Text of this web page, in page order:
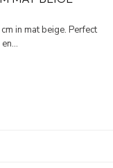
in mat beige. Perfect